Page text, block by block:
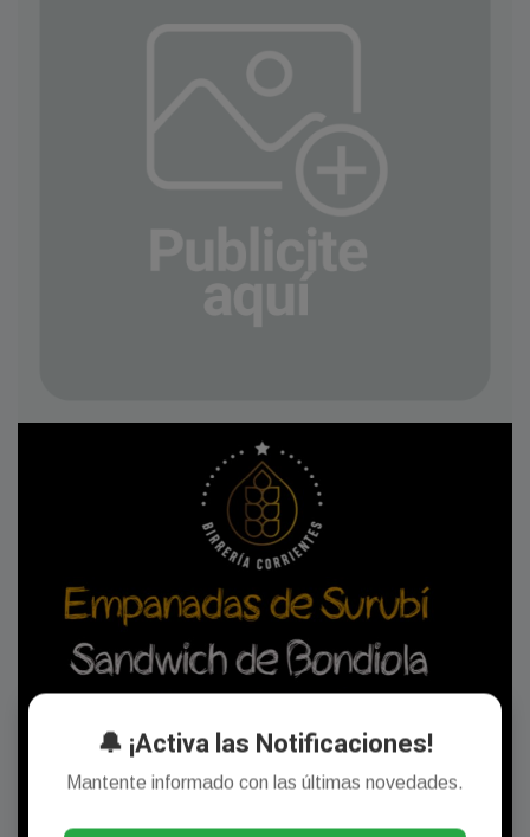
🔔 ¡Activa las Notificaciones!
Mantente informado con las últimas novedades.